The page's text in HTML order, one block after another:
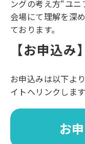
ングの考え方“ユニ
会場にて理解を深
ております。
【お申込み】
お申込みは以下よ
イトへリンクします
お